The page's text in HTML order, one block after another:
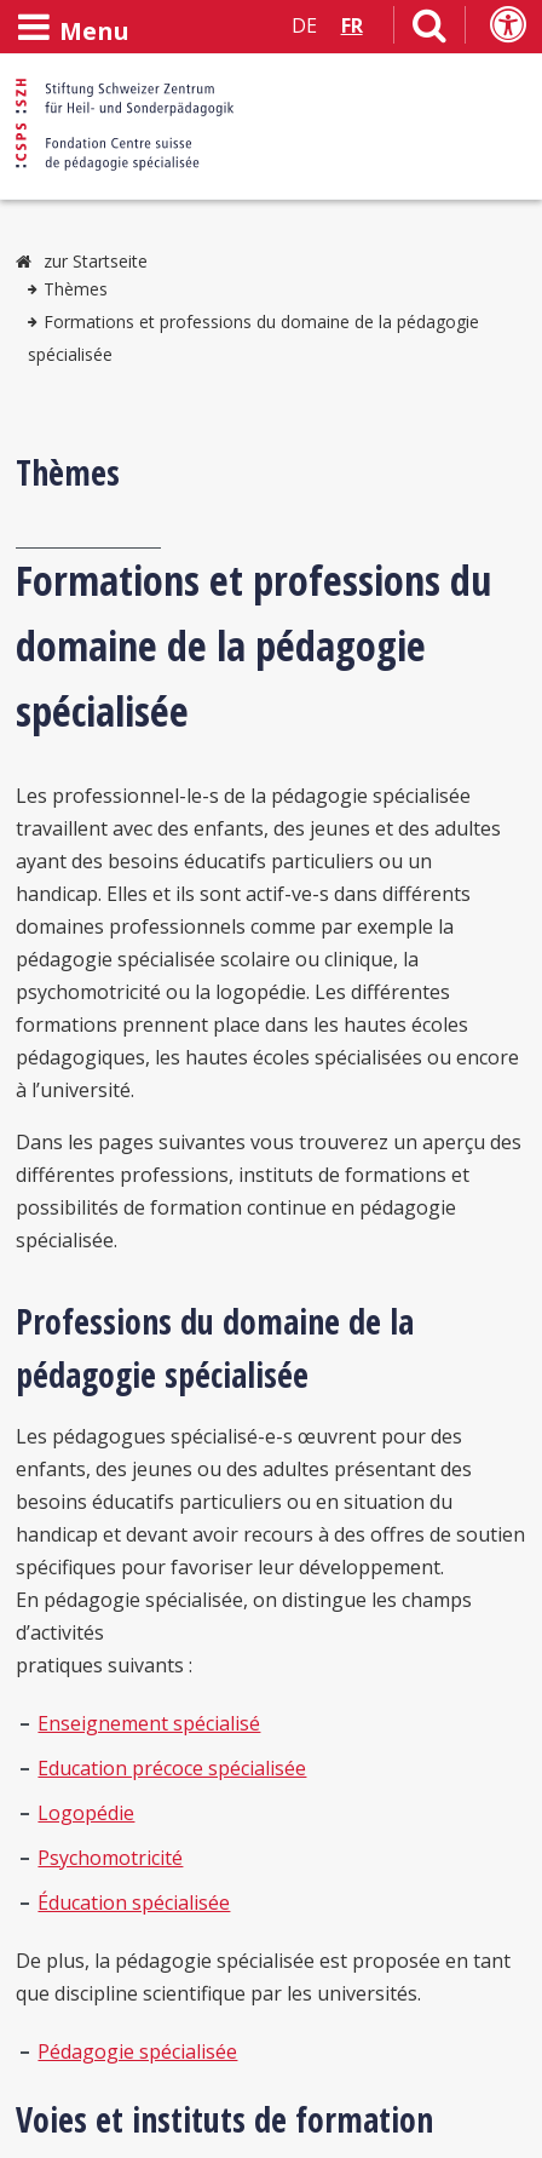
Menu DE FR
zur Startseite
Thèmes
Formations et professions du domaine de la pédagogie
spécialisée
Thèmes
Formations et professions du
domaine de la pédagogie
spécialisée
Les professionnel-le-s de la pédagogie spécialisée
travaillent avec des enfants, des jeunes et des adultes
ayant des besoins éducatifs particuliers ou un
handicap. Elles et ils sont actif-ve-s dans différents
domaines professionnels comme par exemple la
pédagogie spécialisée scolaire ou clinique, la
psychomotricité ou la logopédie. Les différentes
formations prennent place dans les hautes écoles
pédagogiques, les hautes écoles spécialisées ou encore
à l’université.
Dans les pages suivantes vous trouverez un aperçu des
différentes professions, instituts de formations et
possibilités de formation continue en pédagogie
spécialisée.
Professions du domaine de la
pédagogie spécialisée
Les pédagogues spécialisé-e-s œuvrent pour des
enfants, des jeunes ou des adultes présentant des
besoins éducatifs particuliers ou en situation du
handicap et devant avoir recours à des offres de soutien
spécifiques pour favoriser leur développement.
En pédagogie spécialisée, on distingue les champs
d’activités
pratiques suivants :
Enseignement spécialisé
Education précoce spécialisée
Logopédie
Psychomotricité
Éducation spécialisée
De plus, la pédagogie spécialisée est proposée en tant
que discipline scientifique par les universités.
Pédagogie spécialisée
Voies et instituts de formation